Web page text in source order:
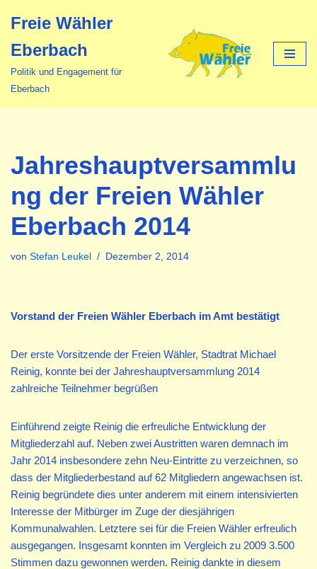
Inhalt
springen
Freie Wähler
Eberbach
Politik und Engagement für
Eberbach
Jahreshauptversammlu
ng der Freien Wähler
Eberbach 2014
von Stefan Leukel Dezember 2, 2014
Vorstand der Freien Wähler Eberbach im Amt bestätigt
Der erste Vorsitzende der Freien Wähler, Stadtrat Michael
Reinig, konnte bei der Jahreshauptversammlung 2014
zahlreiche Teilnehmer begrüßen
Einführend zeigte Reinig die erfreuliche Entwicklung der
Mitgliederzahl auf. Neben zwei Austritten waren demnach im
Jahr 2014 insbesondere zehn Neu-Eintritte zu verzeichnen, so
dass der Mitgliederbestand auf 62 Mitgliedern angewachsen ist.
Reinig begründete dies unter anderem mit einem intensivierten
Interesse der Mitbürger im Zuge der diesjährigen
Kommunalwahlen. Letztere sei für die Freien Wähler erfreulich
ausgegangen. Insgesamt konnten im Vergleich zu 2009 3.500
Stimmen dazu gewonnen werden. Reinig dankte in diesem